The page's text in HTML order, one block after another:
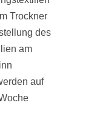
Trockner
des
am
auf